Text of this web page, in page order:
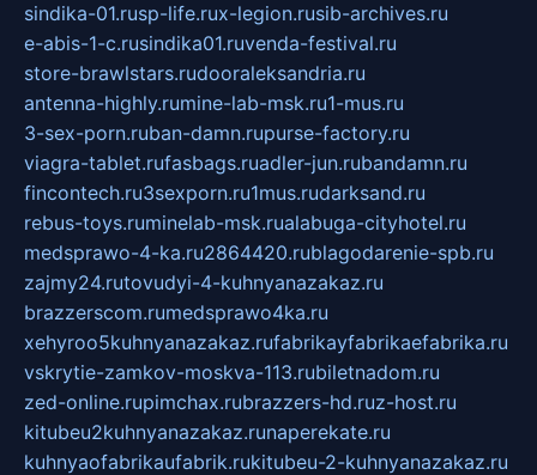
sindika-01.rusp-life.rux-legion.rusib-archives.ru
e-abis-1-c.rusindika01.ruvenda-festival.ru
store-brawlstars.rudooraleksandria.ru
antenna-highly.rumine-lab-msk.ru1-mus.ru
3-sex-porn.ruban-damn.rupurse-factory.ru
viagra-tablet.rufasbags.ruadler-jun.rubandamn.ru
fincontech.ru3sexporn.ru1mus.rudarksand.ru
rebus-toys.ruminelab-msk.rualabuga-cityhotel.ru
medsprawo-4-ka.ru2864420.rublagodarenie-spb.ru
zajmy24.rutovudyi-4-kuhnyanazakaz.ru
brazzerscom.rumedsprawo4ka.ru
xehyroo5kuhnyanazakaz.rufabrikayfabrikaefabrika.ru
vskrytie-zamkov-moskva-113.rubiletnadom.ru
zed-online.rupimchax.rubrazzers-hd.ruz-host.ru
kitubeu2kuhnyanazakaz.runaperekate.ru
kuhnyaofabrikaufabrik.rukitubeu-2-kuhnyanazakaz.ru